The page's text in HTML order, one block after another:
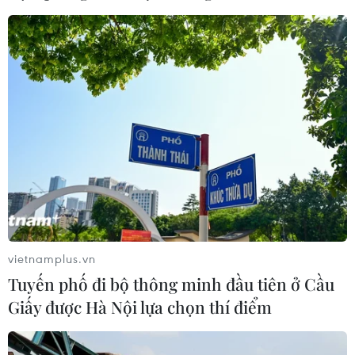
nhiều hộ dân
07/08/2026 13:17
Gỡ khó khăn triển khai dự án trọng
điểm quốc gia hồ Ka Pét
07/08/2026 11:24
Indonesia nỗ lực khống chế cháy
vietnamplus.vn
Tuyến phố đi bộ thông minh đầu tiên ở Cầu
Giấy được Hà Nội lựa chọn thí điểm